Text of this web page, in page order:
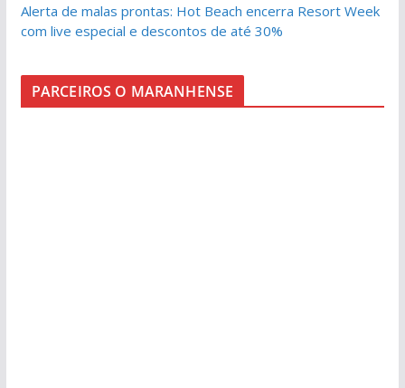
Alerta de malas prontas: Hot Beach encerra Resort Week
com live especial e descontos de até 30%
PARCEIROS O MARANHENSE